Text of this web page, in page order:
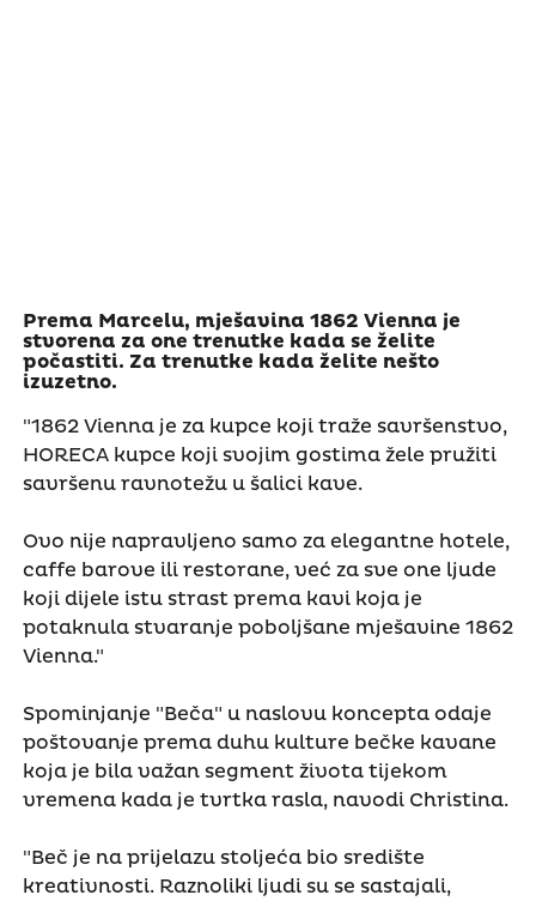
Prema Marcelu, mješavina 1862 Vienna je
stvorena za one trenutke kada se želite
počastiti. Za trenutke kada želite nešto
izuzetno.
"1862 Vienna je za kupce koji traže savršenstvo,
HORECA kupce koji svojim gostima žele pružiti
savršenu ravnotežu u šalici kave.
Ovo nije napravljeno samo za elegantne hotele,
caffe barove ili restorane, već za sve one ljude
koji dijele istu strast prema kavi koja je
potaknula stvaranje poboljšane mješavine 1862
Vienna."
Spominjanje "Beča" u naslovu koncepta odaje
poštovanje prema duhu kulture bečke kavane
koja je bila važan segment života tijekom
vremena kada je tvrtka rasla, navodi Christina.
"Beč je na prijelazu stoljeća bio središte
kreativnosti. Raznoliki ljudi su se sastajali,